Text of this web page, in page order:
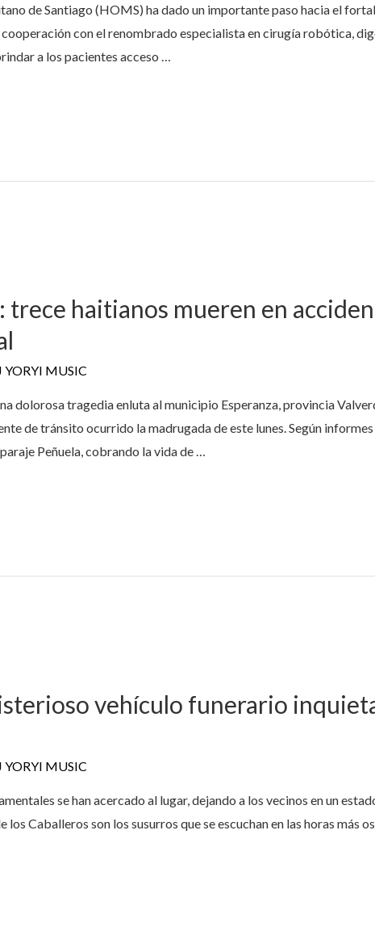
de Santiago (HOMS) ha dado un importante paso hacia el
con el renombrado especialista en cirugía robótica,
a los pacientes acceso …
trece haitianos mueren en
YORYI MUSIC
dolorosa tragedia enluta al municipio Esperanza, provincia
de tránsito ocurrido la madrugada de este lunes. Según
Peñuela, cobrando la vida de …
vehículo funerario
YORYI MUSIC
se han acercado al lugar, dejando a los vecinos en un
Caballeros son los susurros que se escuchan en las horas más